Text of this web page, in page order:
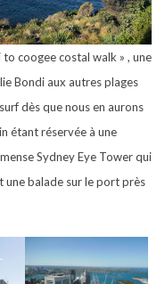
coogee costal walk » , une
Bondi aux autres plages
dès que nous en aurons
étant réservée à une
Sydney Eye Tower qui
une balade sur le port près